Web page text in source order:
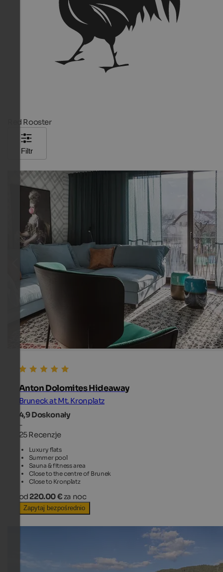
Red Rooster
Filtr
Anton Dolomites Hideaway
Bruneck at Mt. Kronplatz
4,9Doskonały
-
25 Recenzje
Luxury flats
Summer pool
Sauna & fitness area
Close to the centre of Brunek
Close to Kronplatz
od 220.00 € za noc
Zapytaj bezpośrednio